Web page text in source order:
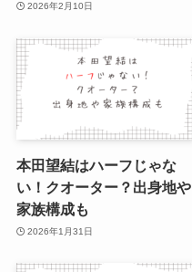
2026年2月10日
本田望結はハーフじゃな
い！クオーター？出身地や
家族構成も
2026年1月31日